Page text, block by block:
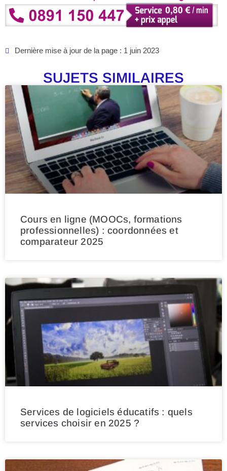
Dernière mise à jour de la page : 1 juin 2023
SUJETS SIMILAIRES
Cours en ligne (MOOCs, formations
professionnelles) : coordonnées et
comparateur 2025
Services de logiciels éducatifs : quels
services choisir en 2025 ?